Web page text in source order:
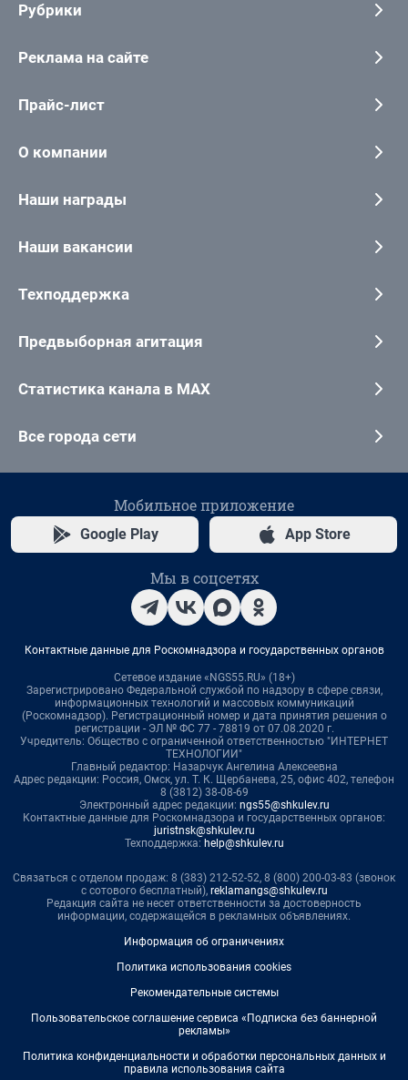
Рубрики
Реклама на сайте
Прайс-лист
О компании
Наши награды
Наши вакансии
Техподдержка
Предвыборная агитация
Статистика канала в MAX
Все города сети
Мобильное приложение
Google Play App Store
Мы в соцсетях
Контактные данные для Роскомнадзора и государственных органов
Сетевое издание «NGS55.RU» (18+)
Зарегистрировано Федеральной службой по надзору в сфере связи,
информационных технологий и массовых коммуникаций
(Роскомнадзор). Регистрационный номер и дата принятия решения о
регистрации - ЭЛ № ФС 77 - 78819 от 07.08.2020 г.
Учредитель: Общество с ограниченной ответственностью "ИНТЕРНЕТ
ТЕХНОЛОГИИ"
Главный редактор: Назарчук Ангелина Алексеевна
Адрес редакции: Россия, Омск, ул. Т. К. Щербанева, 25, офис 402, телефон
8 (3812) 38-08-69
Электронный адрес редакции: ngs55@shkulev.ru
Контактные данные для Роскомнадзора и государственных органов:
juristnsk@shkulev.ru
Техподдержка: help@shkulev.ru
Связаться с отделом продаж: 8 (383) 212-52-52, 8 (800) 200-03-83 (звонок
с сотового бесплатный), reklamangs@shkulev.ru
Редакция сайта не несет ответственности за достоверность
информации, содержащейся в рекламных объявлениях.
Информация об ограничениях
Политика использования cookies
Рекомендательные системы
Пользовательское соглашение сервиса «Подписка без баннерной
рекламы»
Политика конфиденциальности и обработки персональных данных и
правила использования сайта